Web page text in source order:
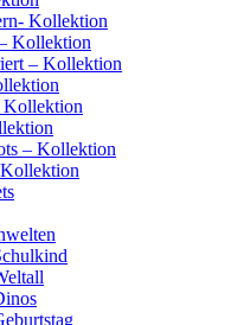
Kollektion
Kollektion
– Kollektion
Kollektion
– Kollektion